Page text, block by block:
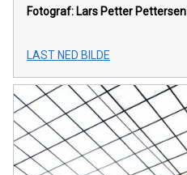
Fotograf: Lars Petter Pettersen
LAST NED BILDE